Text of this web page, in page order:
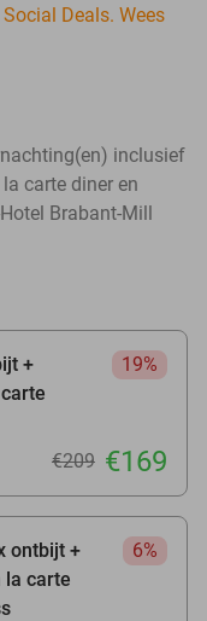
Deals. Wees
inclusief
carte diner en
Brabant-Mill
+
19%
€209 €169
ontbijt +
la carte
6%